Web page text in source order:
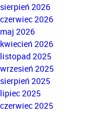
sierpień 2026
czerwiec 2026
maj 2026
kwiecień 2026
listopad 2025
wrzesień 2025
sierpień 2025
lipiec 2025
czerwiec 2025